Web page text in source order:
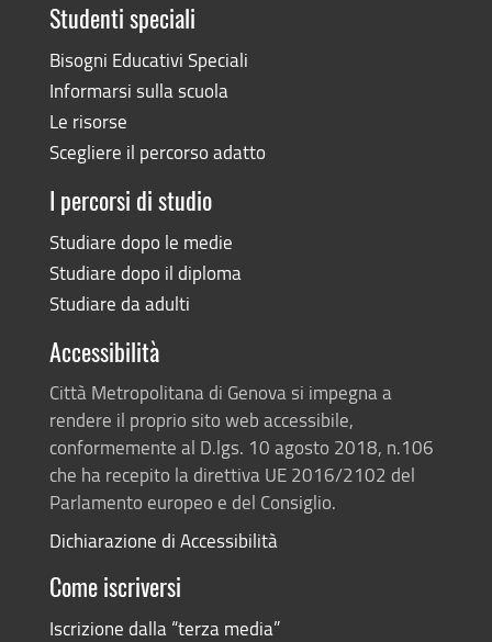
Studenti speciali
Bisogni Educativi Speciali
Informarsi sulla scuola
Le risorse
Scegliere il percorso adatto
I percorsi di studio
Studiare dopo le medie
Studiare dopo il diploma
Studiare da adulti
Accessibilità
Città Metropolitana di Genova si impegna a
rendere il proprio sito web accessibile,
conformemente al D.lgs. 10 agosto 2018, n.106
che ha recepito la direttiva UE 2016/2102 del
Parlamento europeo e del Consiglio.
Dichiarazione di Accessibilità
Come iscriversi
Iscrizione dalla “terza media”